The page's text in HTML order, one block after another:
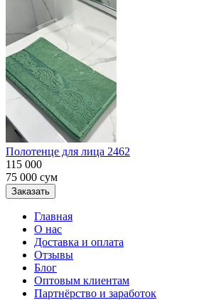
Полотенце для лица 2462
115 000
75 000 сум
Заказать
Главная
О нас
Доставка и оплата
Отзывы
Блог
Оптовым клиентам
Партнёрство и заработок